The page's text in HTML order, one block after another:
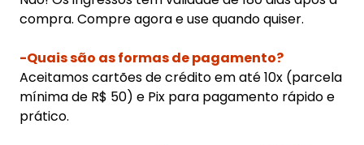
compra. Compre agora e use quando quiser.
-Quais são as formas de pagamento?
Aceitamos cartões de crédito em até 10x (parcela
mínima de R$ 50) e Pix para pagamento rápido e
prático.